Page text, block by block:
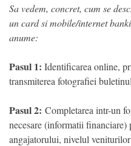
Sa vedem, concret, cum se
un card si mobile/internet
anume:
Pasul 1: Identificarea online,
transmiterea fotografiei
Pasul 2: Completarea intr-un
necesare (informatii
angajatorului, nivelul